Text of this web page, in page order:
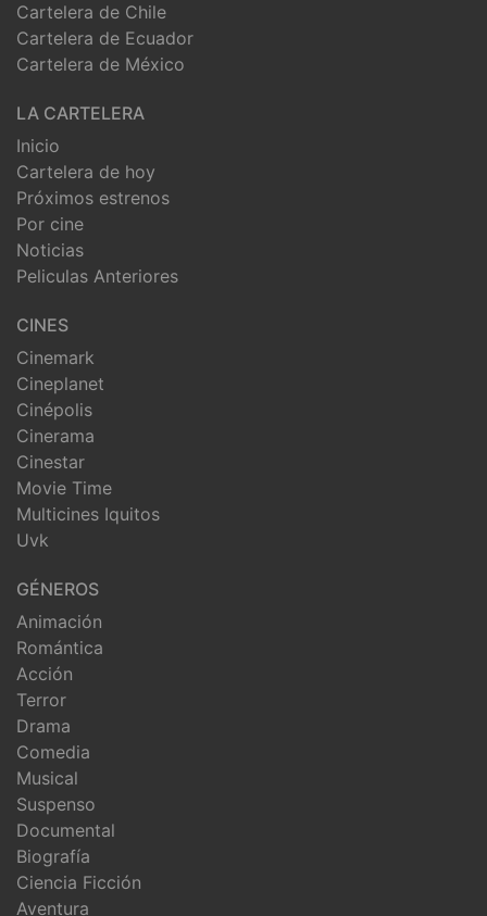
Cartelera de Chile
Cartelera de Ecuador
Cartelera de México
LA CARTELERA
Inicio
Cartelera de hoy
Próximos estrenos
Por cine
Noticias
Peliculas Anteriores
CINES
Cinemark
Cineplanet
Cinépolis
Cinerama
Cinestar
Movie Time
Multicines Iquitos
Uvk
GÉNEROS
Animación
Romántica
Acción
Terror
Drama
Comedia
Musical
Suspenso
Documental
Biografía
Ciencia Ficción
Aventura